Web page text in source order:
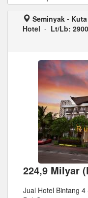
Seminyak -
Hotel - Lt/Lb:
224,9 Milyar
Jual Hotel Bintang